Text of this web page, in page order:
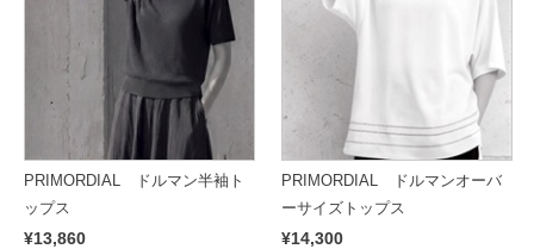
PRIMORDIAL ドルマン半袖ト
ップス
¥13,860
PRIMORDIAL ドルマンオーバ
ーサイズトップス
¥14,300